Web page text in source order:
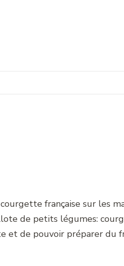
française sur les
de petits légumes:
et de pouvoir préparer du